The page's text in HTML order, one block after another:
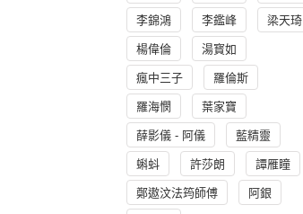
李錦鴻 李鑑峰 梁天琦
楊偉倫 湯寳如
瘋中三子 羅倫斯
羅海憫 葉家寶
薛影儀 - 阿儀 藍精靈
蝌蚪 許莎朗 譚雁瞳
鄭遨汶法筠師傅 阿銀